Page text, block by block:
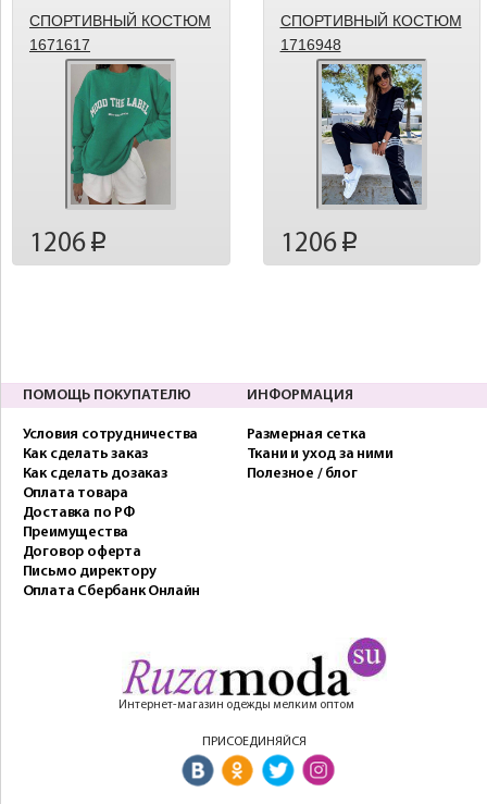
СПОРТИВНЫЙ КОСТЮМ
1671617
1206 p
СПОРТИВНЫЙ КОСТЮМ
1716948
1206p
ПОМОЩЬ ПОКУПАТЕЛЮ
Условия сотрудничества
Как сделать заказ
Как сделать дозаказ
Оплата товара
Доставка по РФ
Преимущества
Договор оферта
Письмо директору
Оплата Сбербанк Онлайн
ИНФОРМАЦИЯ
Размерная сетка
Ткани и уход за ними
Полезное / блог
Интернет-магазин одежды мелким оптом
ПРИСОЕДИНЯЙСЯ